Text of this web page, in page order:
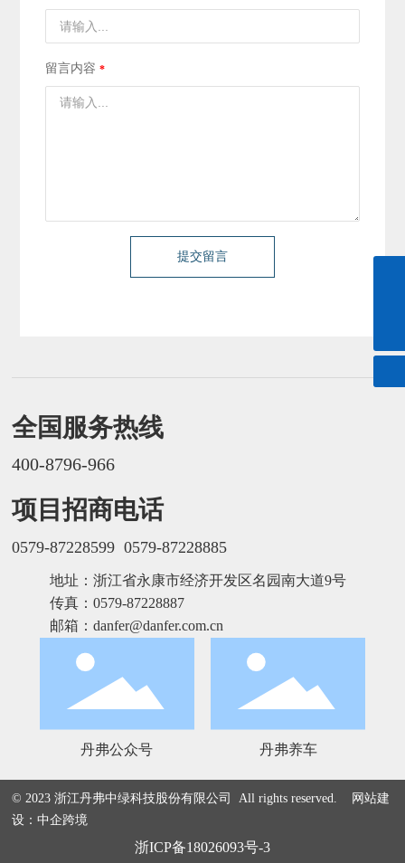
留言内容
提交留言
全国服务热线
400-8796-966
项目招商电话
0579-87228599 0579-87228885
地址：浙江省永康市经济开发区名园南大道9号
传真：0579-87228887
邮箱： danfer@danfer.com.cn
丹弗公众号 丹弗养车
© 2023 浙江丹弗中绿科技股份有限公司 All rights reserved.
网站建
设：中企跨境
浙ICP备18026093号-3